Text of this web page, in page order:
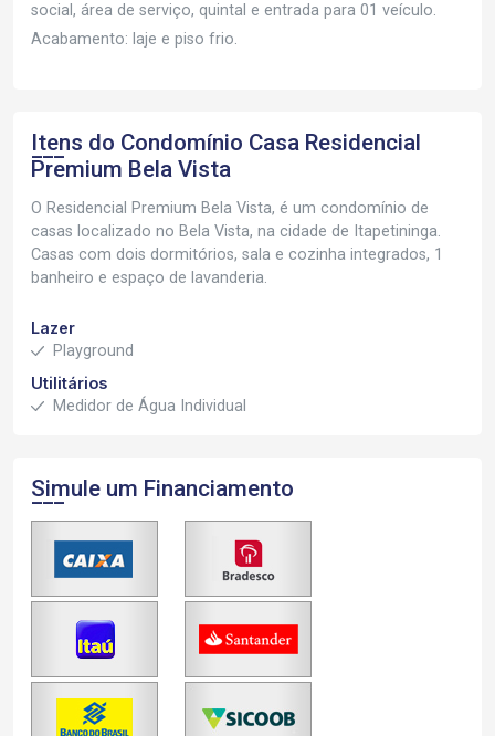
social, área de serviço, quintal e entrada para 01 veículo.
Acabamento: laje e piso frio.
Itens do Condomínio Casa Residencial
Premium Bela Vista
O Residencial Premium Bela Vista, é um condomínio de
casas localizado no Bela Vista, na cidade de Itapetininga.
Casas com dois dormitórios, sala e cozinha integrados, 1
banheiro e espaço de lavanderia.
Lazer
Playground
Utilitários
Medidor de Água Individual
Simule um Financiamento